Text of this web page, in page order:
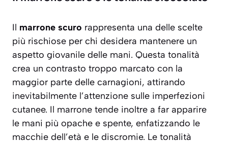
Il marrone scuro rappresenta una delle scelte
più rischiose per chi desidera mantenere un
aspetto giovanile delle mani. Questa tonalità
crea un contrasto troppo marcato con la
maggior parte delle carnagioni, attirando
inevitabilmente l’attenzione sulle imperfezioni
cutanee. Il marrone tende inoltre a far apparire
le mani più opache e spente, enfatizzando le
macchie dell’età e le discromie. Le tonalità